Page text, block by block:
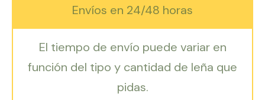
Envíos en 24/48 horas
El tiempo de envío puede variar en
función del tipo y cantidad de leña que
pidas.